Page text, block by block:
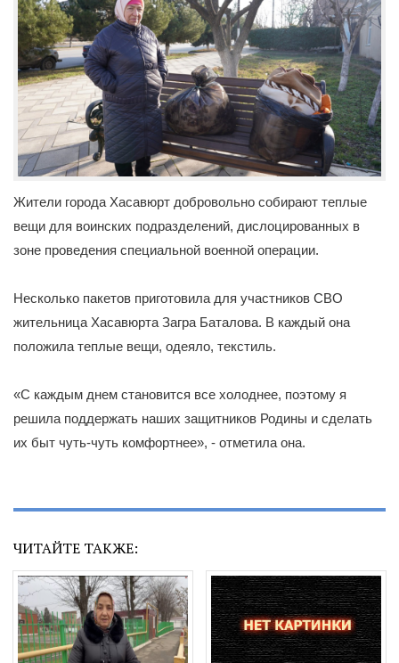
Жители города Хасавюрт добровольно собирают теплые
вещи для воинских подразделений, дислоцированных в
зоне проведения специальной военной операции.
Несколько пакетов приготовила для участников СВО
жительница Хасавюрта Загра Баталова. В каждый она
положила теплые вещи, одеяло, текстиль.
«С каждым днем становится все холоднее, поэтому я
решила поддержать наших защитников Родины и сделать
их быт чуть-чуть комфортнее», - отметила она.
ЧИТАЙТЕ ТАКЖЕ: